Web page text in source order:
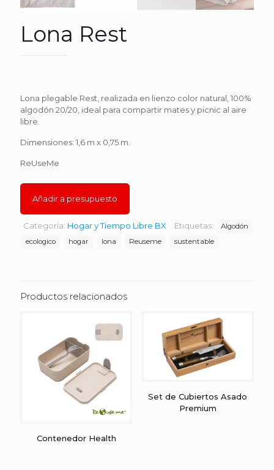
Lona Rest
Lona plegable Rest, realizada en lienzo color natural, 100%
algodón 20/20, ideal para compartir mates y picnic al aire
libre.
Dimensiones: 1,6 m x 0,75 m.
ReUseMe
Añadir a presupuesto
Categoría: Hogar y Tiempo Libre BX Etiquetas:
Algodón
ecologico
hogar lona Reuseme sustentable
Productos relacionados
Contenedor Health
Set de Cubiertos Asado
Premium